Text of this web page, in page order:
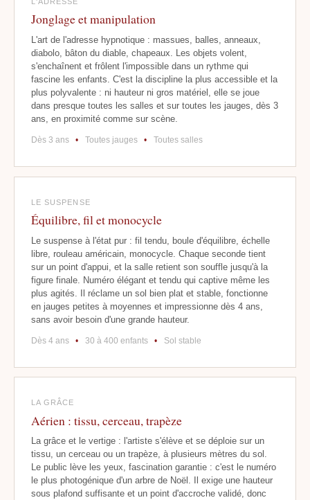
Jonglage et manipulation
L'art de l'adresse hypnotique : massues, balles, anneaux,
diabolo, bâton du diable, chapeaux. Les objets volent,
s'enchaînent et frôlent l'impossible dans un rythme qui
fascine les enfants. C'est la discipline la plus accessible et la
plus polyvalente : ni hauteur ni gros matériel, elle se joue
dans presque toutes les salles et sur toutes les jauges, dès 3
ans, en proximité comme sur scène.
Dès 3 ans • Toutes jauges • Toutes salles
LE SUSPENSE
Équilibre, fil et monocycle
Le suspense à l'état pur : fil tendu, boule d'équilibre, échelle
libre, rouleau américain, monocycle. Chaque seconde tient
sur un point d'appui, et la salle retient son souffle jusqu'à la
figure finale. Numéro élégant et tendu qui captive même les
plus agités. Il réclame un sol bien plat et stable, fonctionne
en jauges petites à moyennes et impressionne dès 4 ans,
sans avoir besoin d'une grande hauteur.
Dès 4 ans • 30 à 400 enfants • Sol stable
LA GRÂCE
Aérien : tissu, cerceau, trapèze
La grâce et le vertige : l'artiste s'élève et se déploie sur un
tissu, un cerceau ou un trapèze, à plusieurs mètres du sol.
Le public lève les yeux, fascination garantie : c'est le numéro
le plus photogénique d'un arbre de Noël. Il exige une hauteur
sous plafond suffisante et un point d'accroche validé, donc